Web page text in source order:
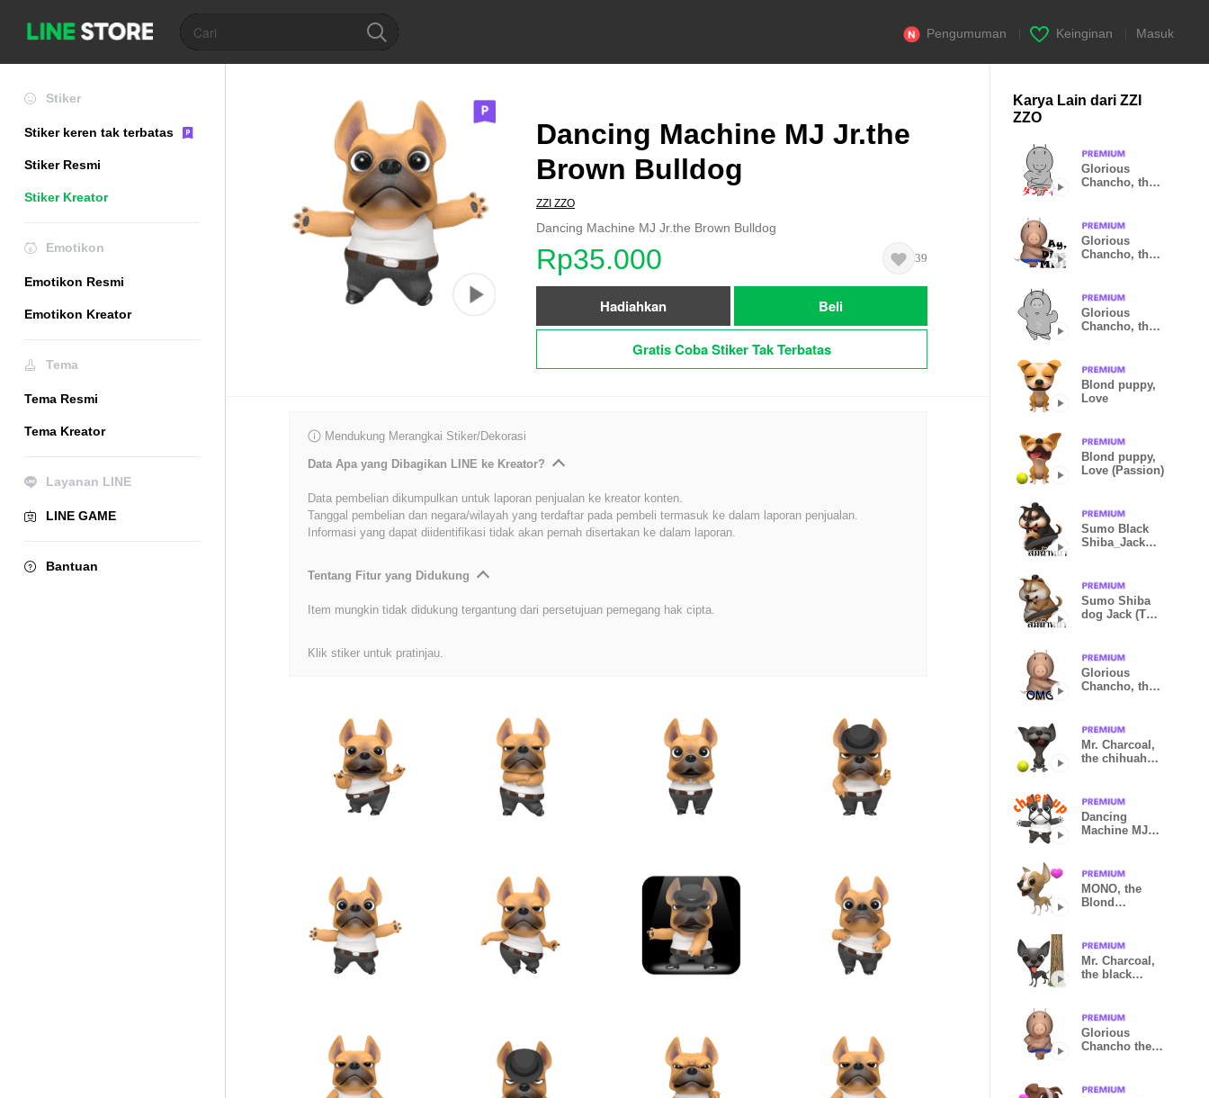
Pengumuman Keinginan Masuk
Stiker
Stiker keren tak terbatas
Stiker Resmi
Stiker Kreator
Emotikon
Emotikon Resmi
Emotikon Kreator
Tema
Tema Resmi
Tema Kreator
Layanan LINE
LINE GAME
Bantuan
Dancing Machine MJ Jr.the
Brown Bulldog
ZZI ZZO
Dancing Machine MJ Jr.the Brown Bulldog
Rp35.000 39
Hadiahkan Beli
Gratis Coba Stiker Tak Terbatas
Mendukung Merangkai Stiker/Dekorasi
Data Apa yang Dibagikan LINE ke Kreator?
Data pembelian dikumpulkan untuk laporan penjualan ke kreator konten.
Tanggal pembelian dan negara/wilayah yang terdaftar pada pembeli termasuk ke dalam laporan penjualan.
Informasi yang dapat diidentifikasi tidak akan pernah disertakan ke dalam laporan.
Tentang Fitur yang Didukung
Item mungkin tidak didukung tergantung dari persetujuan pemegang hak cipta.
Klik stiker untuk pratinjau.
Karya Lain dari ZZI
ZZO
Glorious
Chancho, the
Glorious
Chancho, the
Glorious
Chancho, the
Blond puppy,
Love
Blond puppy,
Love (Passion)
Sumo Black
Shiba_Jack
Sumo Shiba
dog Jack (Thai
Glorious
Chancho, the
Mr. Charcoal,
the chihuahua
Dancing
Machine MJ
MONO, the
Blond
Mr. Charcoal,
the black
Glorious
Chancho the